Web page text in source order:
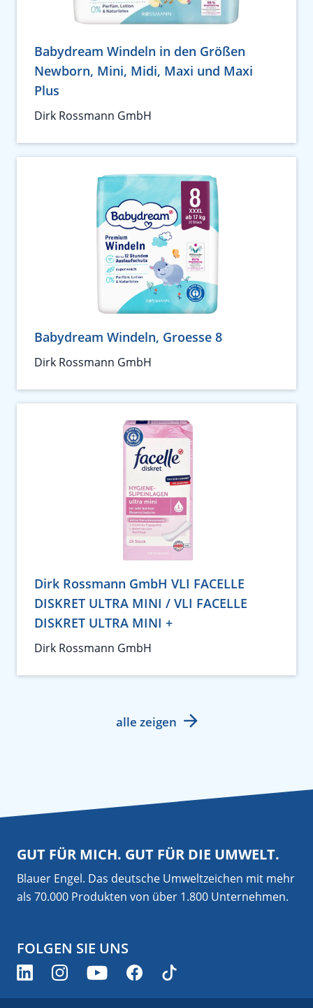
Babydream Windeln in den Größen
Newborn, Mini, Midi, Maxi und Maxi
Plus
Dirk Rossmann GmbH
Babydream Windeln, Groesse 8
Dirk Rossmann GmbH
Dirk Rossmann GmbH VLI FACELLE
DISKRET ULTRA MINI / VLI FACELLE
DISKRET ULTRA MINI +
Dirk Rossmann GmbH
alle zeigen
GUT FÜR MICH. GUT FÜR DIE UMWELT.
Blauer Engel. Das deutsche Umweltzeichen mit mehr
als 70.000 Produkten von über 1.800 Unternehmen.
FOLGEN SIE UNS